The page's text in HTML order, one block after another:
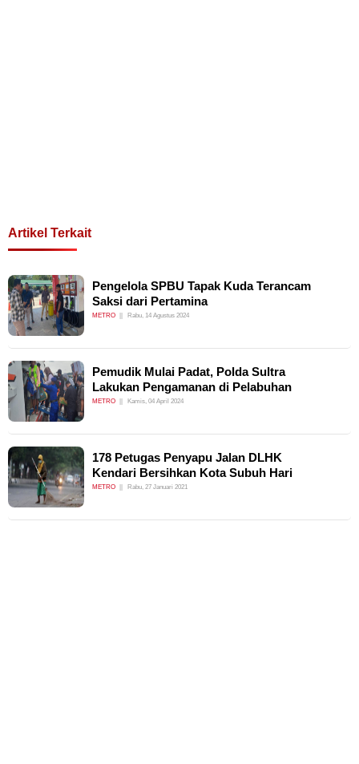
Artikel Terkait
Pengelola SPBU Tapak Kuda Terancam
Saksi dari Pertamina
METRO Rabu, 14 Agustus 2024
Pemudik Mulai Padat, Polda Sultra
Lakukan Pengamanan di Pelabuhan
METRO Kamis, 04 April 2024
178 Petugas Penyapu Jalan DLHK
Kendari Bersihkan Kota Subuh Hari
METRO Rabu, 27 Januari 2021